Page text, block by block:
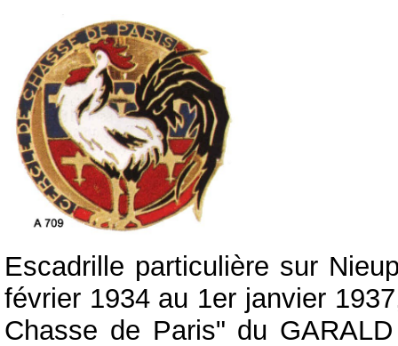
Escadrille particulière sur
février 1934 au 1er janvier
Chasse de Paris" du